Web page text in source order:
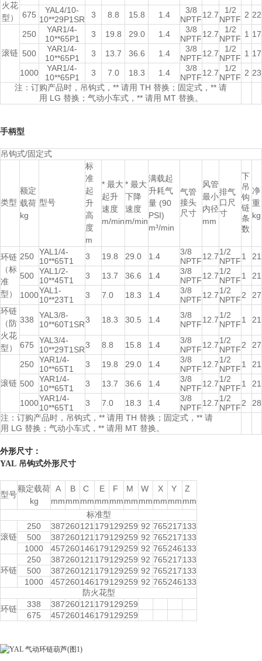
火花
型）
675
YAL4/10-
10**29P1SR
3 8.8 15.8 1.4
3/8
NPTF12.7
1/2
NPTF 2 22
滚链
250
YAR1/4-
10**65P1
3 19.8 29.0 1.4
3/8
NPTF12.7
1/2
NPTF 1 17
500
YAR1/4-
10**65P1
3 13.7 36.6 1.4
3/8
NPTF12.7
1/2
NPTF 1 17
1000
YAR1/4-
10**65P1
3 7.0 18.3 1.4
3/8
NPTF12.7
1/2
NPTF 2 23
注：订购产品时，吊钩式，** 请用 TH 替换；固定式，** 请
用 LG 替换；气动小车式，** 请用 MT 替换。
手柄型
吊钩式/固定式
类型
额定
载荷
kg
型号
标
准
起
升
高
度
m
* 最大
起升
速度
m/min
* 最大
下降
速度
m/min
满载起
升耗气
量 (90
PSI)
m³/min
气管
接头
尺寸
风管
最小
内径
mm
排气
口尺
寸
下
吊
钩
链
条
数
净
重
kg
环链
（标
准
型）
250 YAL1/4-
10**65T1
3 19.8 29.0 1.4
3/8
NPTF12.71/2
NPTF1 21
500 YAL1/2-
10**45T1
3 13.7 36.6 1.4
3/8
NPTF12.71/2
NPTF1 21
1000YAL1-
10**23T1
3 7.0 18.3 1.4
3/8
NPTF12.71/2
NPTF2
27
环链
（防
火花
型）
338
YAL3/8-
10**60T1SR3 18.3 30.5 1.4
3/8
NPTF12.71/2
NPTF1 21
675
YAL3/4-
10**29T1SR3 8.8 15.8 1.4
3/8
NPTF12.71/2
NPTF2 27
滚链
250 YAR1/4-
10**65T1
3 19.8 29.0 1.4
3/8
NPTF12.71/2
NPTF1 21
500 YAR1/4-
10**65T1
3 13.7 36.6 1.4
3/8
NPTF12.71/2
NPTF1 21
1000YAR1/4-
10**65T1
3 7.0 18.3 1.4
3/8
NPTF12.71/2
NPTF2
28
注：订购产品时，吊钩式，** 请用 TH 替换；固定式，** 请
用 LG 替换；气动小车式，** 请用 MT 替换。
外形尺寸：
YAL 吊钩式外形尺寸
型号
额定载荷
kg
A
mm
B
mm
C
mm
E
mm
F
mm
M
mm
W
mm
X
mm
Y
mm
Z
mm
标准型
滚链
250 387260121 179129259 92 765217133
500
387260121 179129259 92 765217133
1000
457260146179129259 92 765246133
环链
250 387260121 179129259 92 765217133
500
387260121 179129259 92 765217133
1000
457260146179129259 92 765246133
防火花型
环链
338 387260121 179129259
675
457260146179129259